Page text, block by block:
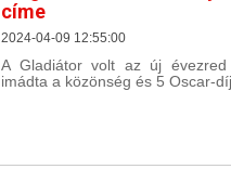
címe
2024-04-09 12:55:00
A Gladiátor volt az új
imádta a közönség és 5 Oscar-